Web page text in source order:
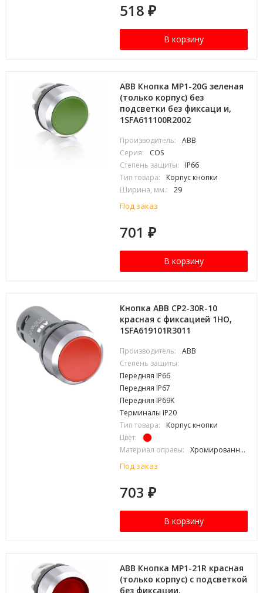
518₽
В корзину
ABB Кнопка MP1-20G зеленая
(только корпус) без
подсветки без фиксаци и,
1SFA611100R2002
Производитель:
ABB
Серия:
COS
Степень защиты:
IP66
Тип товара:
Корпус кнопки
Ширина, мм.:
29
Под заказ
701₽
В корзину
Кнопка ABB CP2-30R-10
красная с фиксацией 1HO,
1SFA619101R3011
Производитель:
ABB
Степень защиты:
Передняя IP66
Передняя IP67
Передняя IP69K
Терминалы IP20
Тип товара:
Корпус кнопки
Цвет:
Материал оправы:
Хромированный металл
Под заказ
703₽
В корзину
ABB Кнопка MP1-21R красная
(только корпус) с подсветкой
без фиксации,